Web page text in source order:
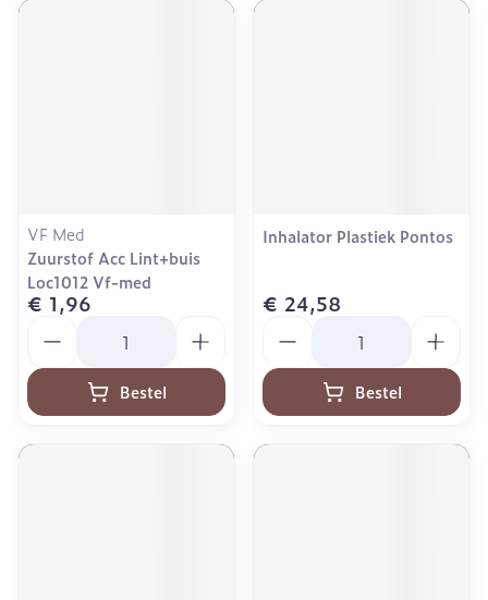
VF Med
Zuurstof Acc Lint+buis
Loc1012 Vf-med
€ 1,96
Bestel
Inhalator Plastiek Pontos
€ 24,58
Bestel